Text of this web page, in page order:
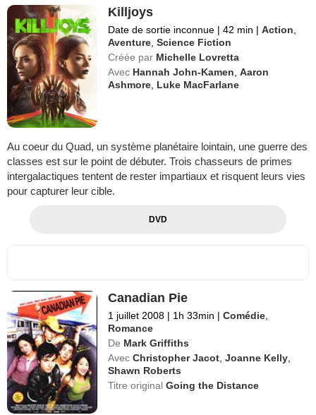
Killjoys
Date de sortie inconnue | 42 min | Action
Aventure ,Science Fiction
Créée par Michelle Lovretta
Avec Hannah John-Kamen ,Aaron
Ashmore Luke MacFarlane
Au coeur du Quad, un système planétaire lointain, une guerre des
classes est sur le point de débuter. Trois chasseurs de primes
intergalactiques tentent de rester impartiaux et risquent leurs vies
pour capturer leur cible.
DVD
Canadian Pie
1 juillet 2008 | 1h 33min | Comédie
Romance
De Mark Griffiths
Avec Christopher Jacot ,Joanne Kelly
Shawn Roberts
Titre originalGoing the Distance